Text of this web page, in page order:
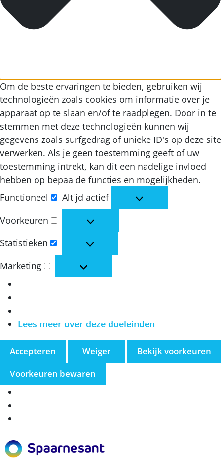
Om de beste ervaringen te bieden, gebruiken wij
technologieën zoals cookies om informatie over je
apparaat op te slaan en/of te raadplegen. Door in te
stemmen met deze technologieën kunnen wij
gegevens zoals surfgedrag of unieke ID's op deze site
verwerken. Als je geen toestemming geeft of uw
toestemming intrekt, kan dit een nadelige invloed
hebben op bepaalde functies en mogelijkheden.
Functioneel
Functioneel
Altijd actief
Voorkeuren
Voorkeuren
Statistieken
Statistieken
Marketing
Marketing
Lees meer over deze doeleinden
Accepteren Weiger
Bekijk voorkeuren
Voorkeuren bewaren